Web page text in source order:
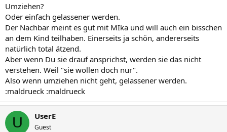
Umziehen?
Oder einfach gelassener werden.
Der Nachbar meint es gut mit MIka und will auch ein bisschen
an dem Kind teilhaben. Einerseits ja schön, andererseits
natürlich total ätzend.
Aber wenn Du sie drauf ansprichst, werden sie das nicht
verstehen. Weil "sie wollen doch nur".
Also wenn umziehen nicht geht, gelassener werden.
:maldrueck :maldrueck
U UserE
Guest